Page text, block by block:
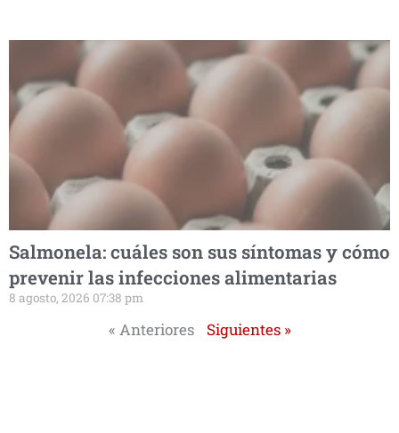
Salmonela: cuáles son sus síntomas y cómo
prevenir las infecciones alimentarias
8 agosto, 2026 07:38 pm
« Anteriores Siguientes »